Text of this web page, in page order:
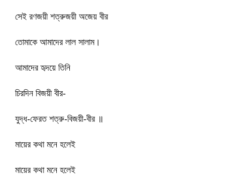
সেই রণজয়ী শত্রুজয়ী অজেয় বীর
তোমাকে আমাদের লাল সালাম।
আমাদের হৃদয়ে তিনি
চিরদিন বিজয়ী বীর-
যুদ্ধ-ফেরত শত্রু-বিজয়ী-বীর ॥
মায়ের কথা মনে হলেই
মায়ের কথা মনে হলেই